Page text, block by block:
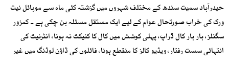
حیدرآباد سمیت سندھ کے مختلف شہروں میں گزشتہ کئی ماہ سے موبائل نیٹ
ورک کی خراب صورتحال عوام کے لیے ایک مستقل مسئلہ بن چکی ہے ۔ کمزور
سگنلز، بار بار کال ڈراپ، پہلی کوشش میں کال کا کنیکٹ نہ ہونا، انٹرنیٹ کی
انتہائی سست رفتار، ویڈیو کالز کا منقطع ہونا، فائلوں کی ڈاؤن لوڈنگ میں غیر